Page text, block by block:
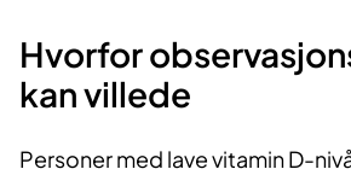
Hvorfor
kan villede
Personer med lave vitamin D-